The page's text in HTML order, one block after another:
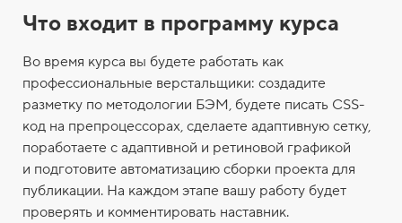
Что входит в программу курса
Во время курса вы будете работать как
профессиональные верстальщики: создадите
разметку по методологии БЭМ, будете писать CSS-
код на препроцессорах, сделаете адаптивную сетку,
поработаете с адаптивной и ретиновой графикой
и подготовите автоматизацию сборки проекта для
публикации. На каждом этапе вашу работу будет
проверять и комментировать наставник.